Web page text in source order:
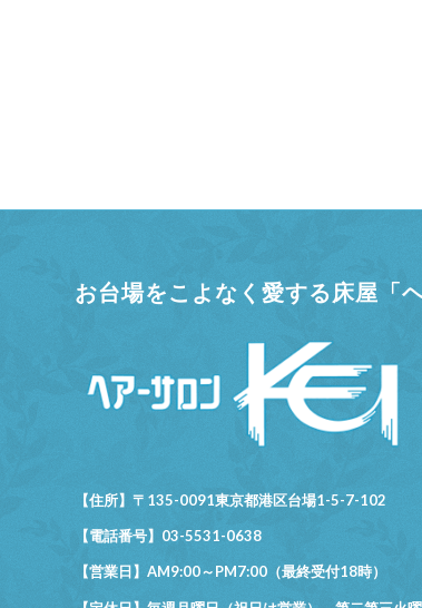
お台場をこよなく愛する床屋「
【住所】〒135-0091東京都港区台場1-5-7-102
【電話番号】03-5531-0638
【営業日】AM9:00～PM7:00（最終受付18時）